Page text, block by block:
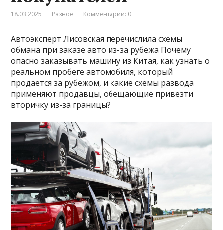
18.03.2025 Разное Комментарии: 0
Автоэксперт Лисовская перечислила схемы
обмана при заказе авто из-за рубежа Почему
опасно заказывать машину из Китая, как узнать о
реальном пробеге автомобиля, который
продается за рубежом, и какие схемы развода
применяют продавцы, обещающие привезти
вторичку из-за границы?